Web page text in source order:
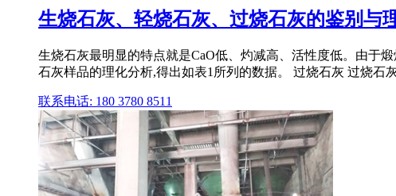
生烧石灰、轻烧石灰、过烧石灰的鉴别与
生烧石灰最明显的特点就是CaO低、灼减高、活性度低。由于
石灰样品的理化分析,得出如表1所列的数据。 过烧石灰 过烧石
联系电话: 180 3780 8511